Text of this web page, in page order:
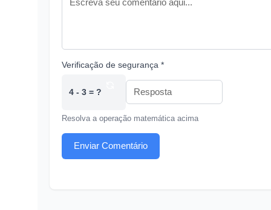
Verificação de segurança *
4 - 3 = ?
Resolva a operação matemática acima
Enviar Comentário